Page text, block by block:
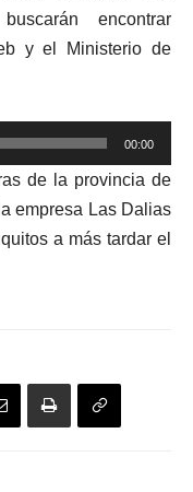
encontrar
y el Ministerio de
00:00
de la provincia de
empresa Las Dalias
a más tardar el